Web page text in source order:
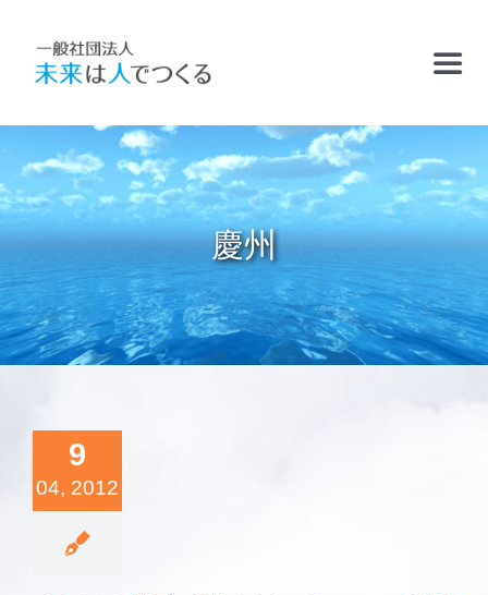
content
お知らせ
フリースクールおかむら塾
ケアサポート
精華学園高等学校・厚南校
森と海の学校
慶州
9
04, 2012